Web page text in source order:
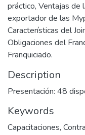
práctico, Ventajas de
exportador de las
Características del
Obligaciones del
Franquiciado.
Description
Presentación: 48
Keywords
Capacitaciones,